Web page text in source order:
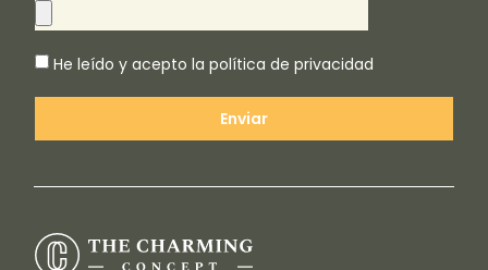
He leído y acepto lapolítica de privacidad
Enviar